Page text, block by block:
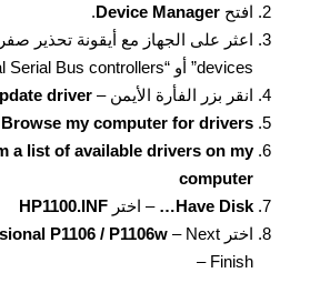
افتح Device Manager
.
devices” أو “Universal Serial Bus controllers”).
انقر بزر الفأرة الأيمن – driver
Browse my computer for drivers
a list of available drivers on my
computer
Have Disk…
– اختر HP1100.INF
اختر
P1106 / P1106w – Next
– Finish